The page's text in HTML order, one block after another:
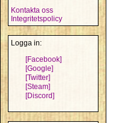
Kontakta oss
Integritetspolicy
Logga in:
[Facebook]
[Google]
[Twitter]
[Steam]
[Discord]